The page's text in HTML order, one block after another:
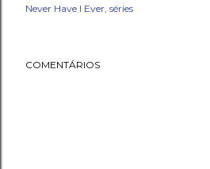
Never Have I Ever séries
COMENTÁRIOS